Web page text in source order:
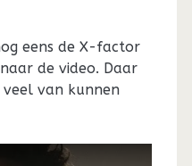
eens de X-factor
de video. Daar
van kunnen